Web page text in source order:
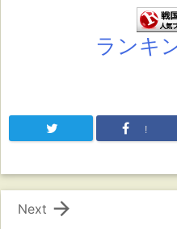
ランキ
!

Next